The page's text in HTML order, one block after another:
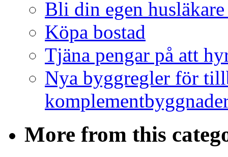
Bli din egen
Köpa bostad
Tjäna pengar på att
Nya byggregler för
More from this